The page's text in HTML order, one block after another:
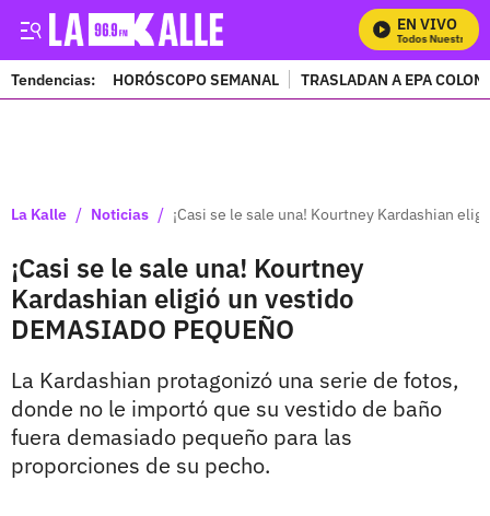
EN VIVO
Mira Todos Nuestros
Tendencias: HORÓSCOPO SEMANAL TRASLADAN A EPA
La Kalle / Noticias / ¡Casi se le sale una! Kourtney Kardashian
¡Casi se le sale una! Kourtney
Kardashian eligió un vestido
DEMASIADO PEQUEÑO
La Kardashian protagonizó una serie de fotos,
donde no le importó que su vestido de baño
fuera demasiado pequeño para las
proporciones de su pecho.